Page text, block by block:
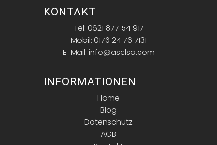
KONTAKT
Tel: 0621 877 54 917
Mobil: 0176 24 76 7131
E-Mail: info@aselsa.com
INFORMATIONEN
Home
Blog
Datenschutz
AGB